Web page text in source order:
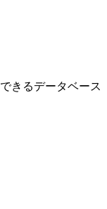
きるデータベース